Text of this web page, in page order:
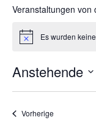
Veranstaltungen von
HinweisEs wurden
Anstehende
Datum
wählen.
Vorherige